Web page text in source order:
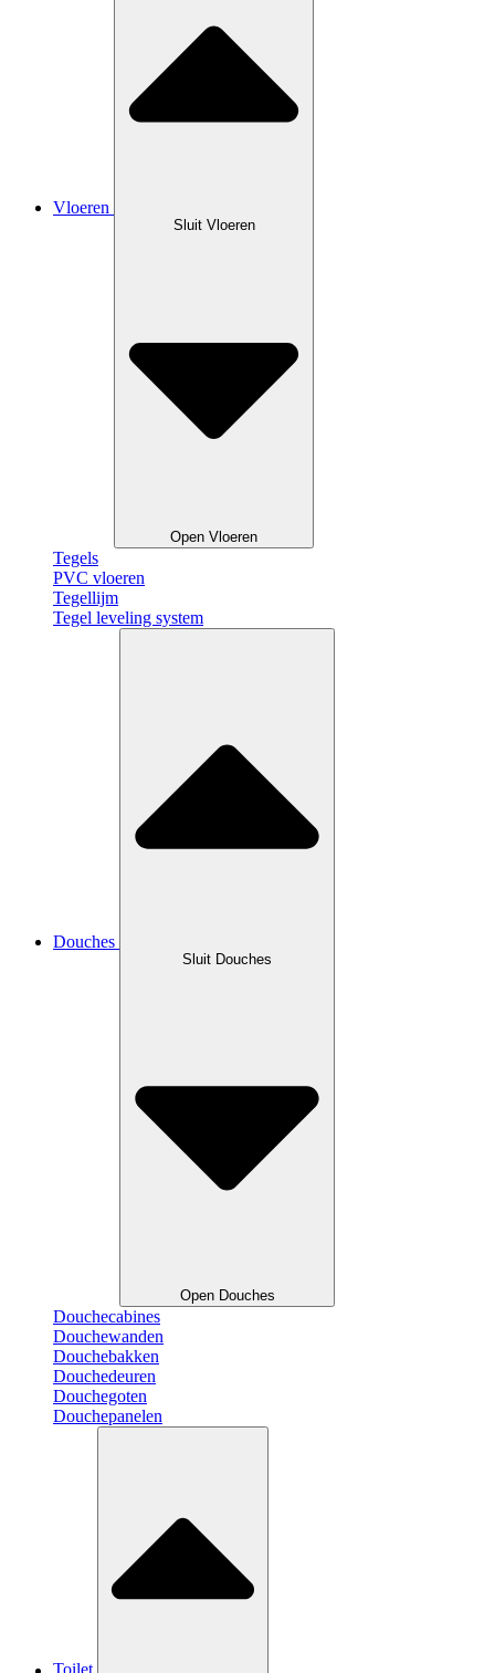
Vloeren
Sluit Vloeren
Open Vloeren
Tegels
PVC vloeren
Tegellijm
Tegel leveling system
Douches
Sluit Douches
Open Douches
Douchecabines
Douchewanden
Douchebakken
Douchedeuren
Douchegoten
Douchepanelen